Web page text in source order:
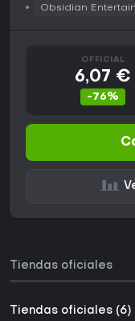
Obsidian
OFFICIAL
6,07 €
-76%
Tiendas oficiales
Tiendas oficiales (6)